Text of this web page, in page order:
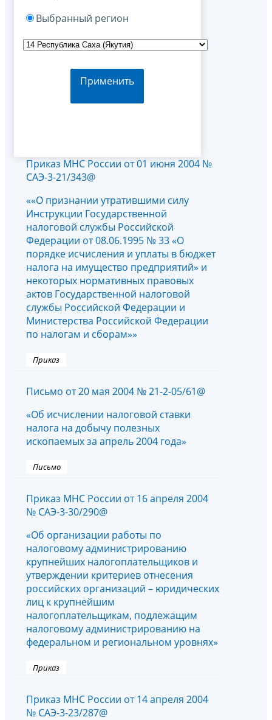
Выбранный регион
Применить
Приказ МНС России от 01 июня 2004 №
САЭ-3-21/343@
««О признании утратившими силу
Инструкции Государственной
налоговой службы Российской
Федерации от 08.06.1995 № 33 «О
порядке исчисления и уплаты в бюджет
налога на имущество предприятий» и
некоторых нормативных правовых
актов Государственной налоговой
службы Российской Федерации и
Министерства Российской Федерации
по налогам и сборам»»
Приказ
Письмо от 20 мая 2004 № 21-2-05/61@
«Об исчислении налоговой ставки
налога на добычу полезных
ископаемых за апрель 2004 года»
Письмо
Приказ МНС России от 16 апреля 2004
№ САЭ-3-30/290@
«Об организации работы по
налоговому администрированию
крупнейших налогоплательщиков и
утверждении критериев отнесения
российских организаций – юридических
лиц к крупнейшим
налогоплательщикам, подлежащим
налоговому администрированию на
федеральном и региональном уровнях»
Приказ
Приказ МНС России от 14 апреля 2004
№ САЭ-3-23/287@